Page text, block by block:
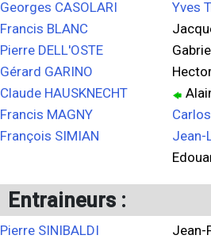
Georges CASOLARI
Francis BLANC
Pierre DELL'OSTE
Gérard GARINO
Claude HAUSKNECHT
Francis MAGNY
François SIMIAN
Yves
Jean-
Entraineurs :
Pierre SINIBALDI Jean-